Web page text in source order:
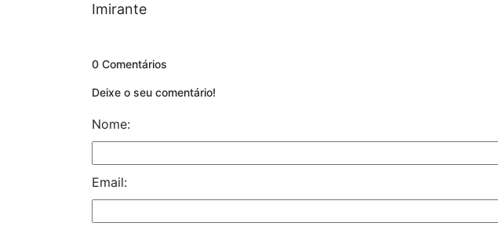
Imirante
0 Comentários
Deixe o seu comentário!
Nome:
Email: